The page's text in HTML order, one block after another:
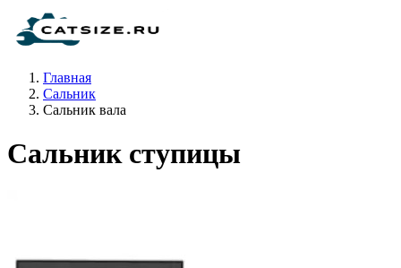
Главная
Сальник
Сальник вала
Сальник ступицы